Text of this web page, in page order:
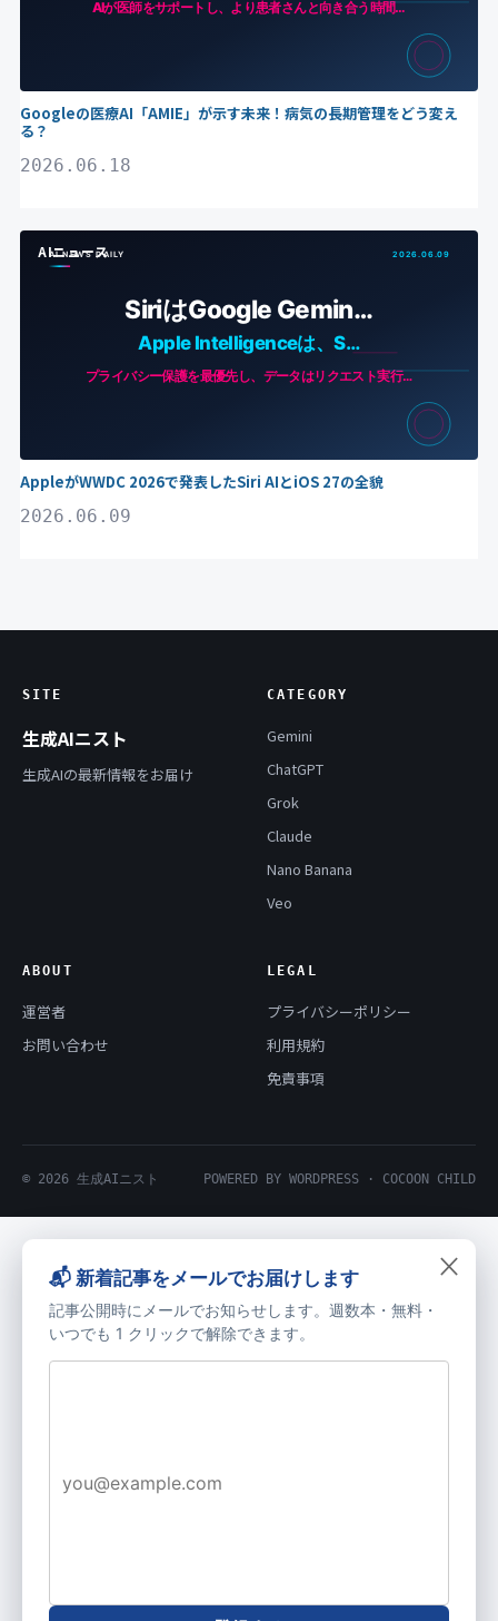
Googleの医療AI「AMIE」が示す未来！病気の長期管理をどう変え
る？
2026.06.18
AIニュース
AppleがWWDC 2026で発表したSiri AIとiOS 27の全貌
2026.06.09
SITE
生成AIニスト
生成AIの最新情報をお届け
CATEGORY
Gemini
ChatGPT
Grok
Claude
Nano Banana
Veo
ABOUT
運営者
お問い合わせ
LEGAL
プライバシーポリシー
利用規約
免責事項
© 2026 生成AIニスト POWERED BY WORDPRESS · COCOON CHILD
×
📬 新着記事をメールでお届けします
記事公開時にメールでお知らせします。週数本・無料・
いつでも 1 クリックで解除できます。